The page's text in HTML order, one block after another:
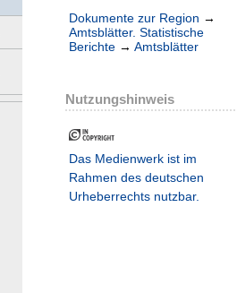
Dokumente zur Region →
Amtsblätter. Statistische
Berichte → Amtsblätter
Nutzungshinweis
Das Medienwerk ist im
Rahmen des deutschen
Urheberrechts nutzbar.